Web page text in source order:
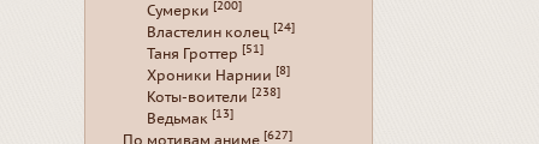
Сумерки [200]
Властелин колец [24]
Таня Гроттер [51]
Хроники Нарнии [8]
Коты-воители [238]
Ведьмак [13]
[627]